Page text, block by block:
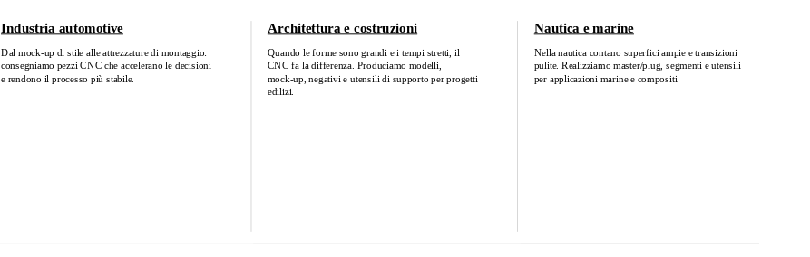
Industria automotive
Dal mock‑up di stile alle attrezzature di montaggio:
consegniamo pezzi CNC che accelerano le decisioni
e rendono il processo più stabile.
Architettura e costruzioni
Quando le forme sono grandi e i tempi stretti, il
CNC fa la differenza. Produciamo modelli,
mock‑up, negativi e utensili di supporto per progetti
edilizi.
Nautica e marine
Nella nautica contano superfici ampie e transizioni
pulite. Realizziamo master/plug, segmenti e utensili
per applicazioni marine e compositi.